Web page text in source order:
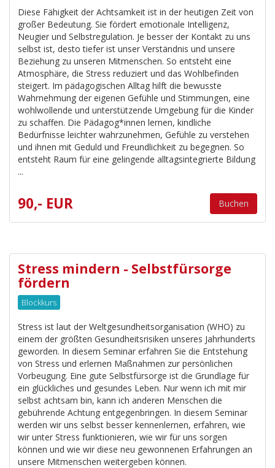
Diese Fähigkeit der Achtsamkeit ist in der heutigen Zeit von
großer Bedeutung. Sie fördert emotionale Intelligenz,
Neugier und Selbstregulation. Je besser der Kontakt zu uns
selbst ist, desto tiefer ist unser Verständnis und unsere
Beziehung zu unseren Mitmenschen. So entsteht eine
Atmosphäre, die Stress reduziert und das Wohlbefinden
steigert. Im pädagogischen Alltag hilft die bewusste
Wahrnehmung der eigenen Gefühle und Stimmungen, eine
wohlwollende und unterstützende Umgebung für die Kinder
zu schaffen. Die Pädagog*innen lernen, kindliche
Bedürfnisse leichter wahrzunehmen, Gefühle zu verstehen
und ihnen mit Geduld und Freundlichkeit zu begegnen. So
entsteht Raum für eine gelingende alltagsintegrierte Bildung
...
90,- EUR Buchen
Stress mindern - Selbstfürsorge
fördern
Blockkurs
Stress ist laut der Weltgesundheitsorganisation (WHO) zu
einem der größten Gesundheitsrisiken unseres Jahrhunderts
geworden. In diesem Seminar erfahren Sie die Entstehung
von Stress und erlernen Maßnahmen zur persönlichen
Vorbeugung. Eine gute Selbstfürsorge ist die Grundlage für
ein glückliches und gesundes Leben. Nur wenn ich mit mir
selbst achtsam bin, kann ich anderen Menschen die
gebührende Achtung entgegenbringen. In diesem Seminar
werden wir uns selbst besser kennenlernen, erfahren, wie
wir unter Stress funktionieren, wie wir für uns sorgen
können und wie wir diese neu gewonnenen Erfahrungen an
unsere Mitmenschen weitergeben können.